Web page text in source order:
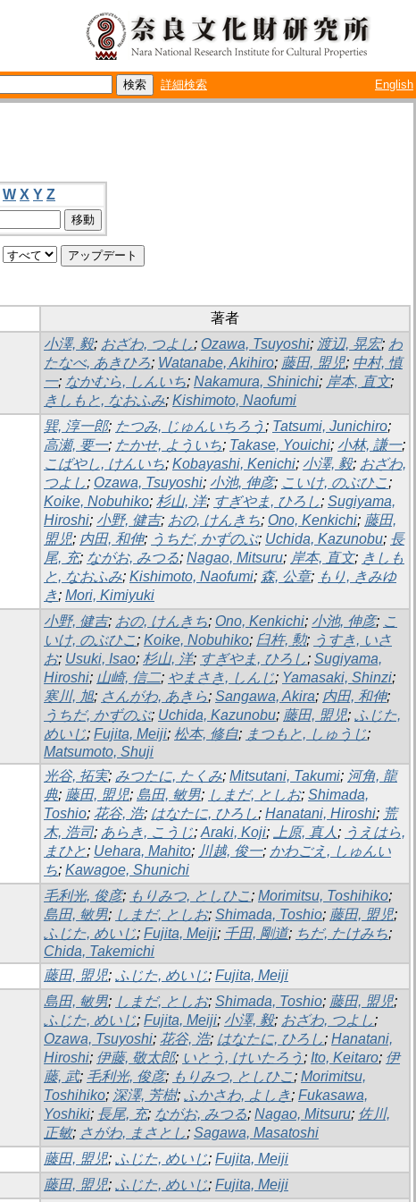
詳細検索 English
W X Y Z
著者
小澤, 毅; おざわ, つよし; Ozawa, Tsuyoshi; 渡辺, 晃宏; わ
たなべ, あきひろ; Watanabe, Akihiro; 藤田, 盟児; 中村, 慎
一; なかむら, しんいち; Nakamura, Shinichi; 岸本, 直文;
きしもと, なおふみ; Kishimoto, Naofumi
巽, 淳一郎; たつみ, じゅんいちろう ; Tatsumi, Junichiro;
高瀬, 要一; たかせ, よういち; Takase, Youichi; 小林, 謙一;
こばやし, けんいち; Kobayashi, Kenichi; 小澤, 毅; おざわ,
つよし; Ozawa, Tsuyoshi; 小池, 伸彦; こいけ, のぶひこ;
Koike, Nobuhiko; 杉山, 洋; すぎやま, ひろし; Sugiyama,
Hiroshi; 小野, 健吉; おの, けんきち; Ono, Kenkichi; 藤田,
盟児; 内田, 和伸; うちだ, かずのぶ; Uchida, Kazunobu; 長
尾, 充; ながお, みつる; Nagao, Mitsuru; 岸本, 直文; きしも
と, なおふみ; Kishimoto, Naofumi; 森, 公章; もり, きみゆ
き; Mori, Kimiyuki
小野, 健吉; おの, けんきち; Ono, Kenkichi; 小池, 伸彦; こ
いけ, のぶひこ; Koike, Nobuhiko; 臼杵, 勲; うすき, いさ
お; Usuki, Isao; 杉山, 洋; すぎやま, ひろし; Sugiyama,
Hiroshi; 山崎, 信二; やまさき, しんじ; Yamasaki, Shinzi;
寒川, 旭; さんがわ, あきら; Sangawa, Akira; 内田, 和伸;
うちだ, かずのぶ; Uchida, Kazunobu; 藤田, 盟児; ふじた,
めいじ; Fujita, Meiji; 松本, 修自; まつもと, しゅうじ;
Matsumoto, Shuji
光谷, 拓実; みつたに, たくみ; Mitsutani, Takumi; 河角, 龍
典; 藤田, 盟児; 島田, 敏男; しまだ, としお; Shimada,
Toshio; 花谷, 浩; はなたに, ひろし; Hanatani, Hiroshi; 荒
木, 浩司; あらき, こうじ; Araki, Koji; 上原, 真人 ; うえはら,
まひと; Uehara, Mahito; 川越, 俊一; かわごえ, しゅんい
ち; Kawagoe, Shunichi
毛利光, 俊彦; もりみつ, としひこ; Morimitsu, Toshihiko;
島田, 敏男; しまだ, としお; Shimada, Toshio; 藤田, 盟児;
ふじた, めいじ; Fujita, Meiji; 千田, 剛道; ちだ, たけみち;
Chida, Takemichi
藤田, 盟児; ふじた, めいじ; Fujita, Meiji
島田, 敏男; しまだ, としお; Shimada, Toshio; 藤田, 盟児;
ふじた, めいじ; Fujita, Meiji; 小澤, 毅; おざわ, つよし;
Ozawa, Tsuyoshi; 花谷, 浩; はなたに, ひろし; Hanatani,
Hiroshi; 伊藤, 敬太郎; いとう, けいたろう ; Ito, Keitaro; 伊
藤, 武; 毛利光, 俊彦; もりみつ, としひこ; Morimitsu,
Toshihiko; 深澤, 芳樹; ふかさわ, よしき; Fukasawa,
Yoshiki; 長尾, 充; ながお, みつる; Nagao, Mitsuru; 佐川,
正敏; さがわ, まさとし; Sagawa, Masatoshi
藤田, 盟児; ふじた, めいじ; Fujita, Meiji
藤田, 盟児; ふじた, めいじ; Fujita, Meiji